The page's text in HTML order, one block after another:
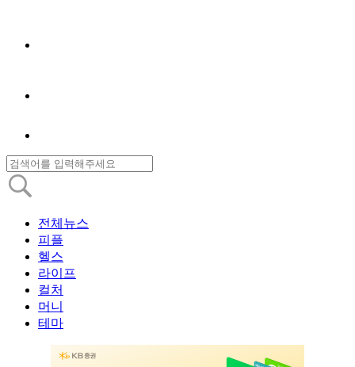
전체뉴스
피플
헬스
라이프
컬처
머니
테마